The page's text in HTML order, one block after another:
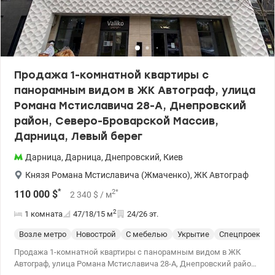
образовательные учреждения и детские сады; аптеки и
лаборатории; супермаркеты, а также широкий спектр сервисов,
таких как салоны красоты, кафе, рестораны, химчистки и
многое другое. Приглашаю на просмотр – это пространство
стоит увидеть и лично ощутить все преимущества! Цена 90 000
Продажа 1-комнатной квартиры с
панорамным видом в ЖК Автограф, улица
Романа Мстиславича 28-А, Днепровский
район, Северо-Броварской Массив,
Дарница, Левый берег
Дарница, Дарница, Днепровский, Киев
Князя Романа Мстиславича (Жмаченко), ЖК Автограф
110 000 $* 2 340 $ / м2*
1 комната 47/18/15 м2 24/26 эт.
Возле метро Новострой С мебелью Укрытие Спецпроект
Продажа 1-комнатной квартиры с панорамным видом в ЖК
Автограф, улица Романа Мстиславича 28-А, Днепровский район,